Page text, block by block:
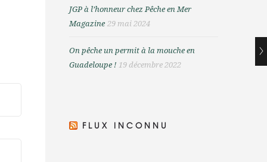
JGP à l’honneur chez Pêche en Mer
Magazine 29 mai 2024
On pêche un permit à la mouche en
Guadeloupe ! 19 décembre 2022
FLUX INCONNU